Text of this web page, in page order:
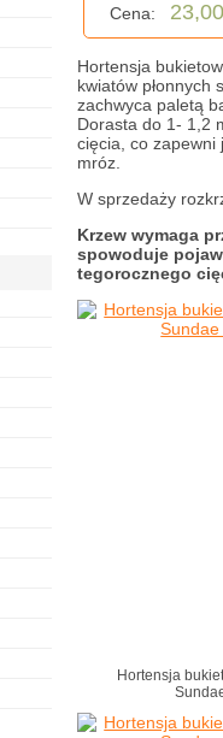
Cena:
Hortensja
kwiatów płonnych
zachwyca paletą
Dorasta do 1- 1,2
cięcia, co zapewni
mróz.
W sprzedaży
Krzew wymaga
spowoduje
tegorocznego
Hortensja